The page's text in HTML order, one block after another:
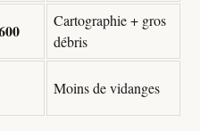
Cartographie + gros
débris
Moins de vidanges